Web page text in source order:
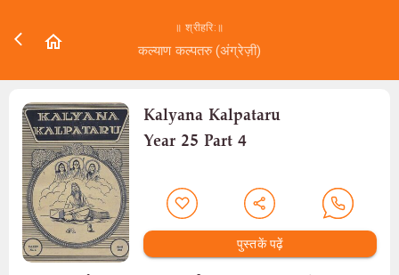
॥ श्रीहरि:॥
कल्याण कल्पतरु (अंग्रेज़ी)
Kalyana Kalpataru
Year 25 Part 4
पुस्तकें पढ़ें